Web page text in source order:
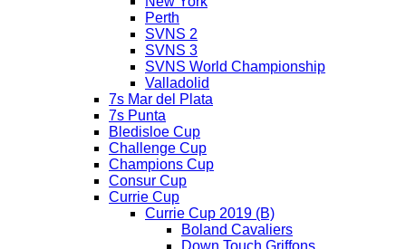
Perth
SVNS 2
SVNS 3
SVNS World Championship
Valladolid
7s Mar del Plata
7s Punta
Bledisloe Cup
Challenge Cup
Champions Cup
Consur Cup
Currie Cup
Currie Cup 2019 (B)
Boland Cavaliers
Down Touch Griffons